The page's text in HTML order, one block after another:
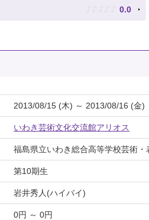
♪ ♪ ♪ ♪ ♪ 0.0
2013/08/15 (木) ～ 2013/08/16 (金)
いわき芸術文化交流館アリオス
福島県立いわき総合高等学校芸術
第10期生
岩井秀人(ハイバイ)
0円 ～ 0円